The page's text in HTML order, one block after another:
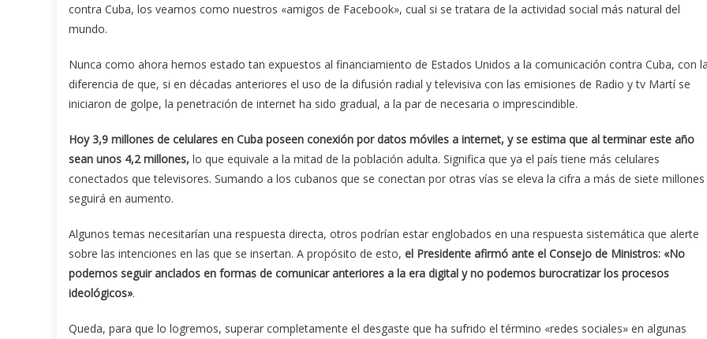
contra Cuba, los veamos como nuestros «amigos de Facebook», cual si se tratara de la actividad social más natural del
mundo.
Nunca como ahora hemos estado tan expuestos al financiamiento de Estados Unidos a la comunicación contra Cuba, con
diferencia de que, si en décadas anteriores el uso de la difusión radial y televisiva con las emisiones de Radio y tv Martí se
iniciaron de golpe, la penetración de internet ha sido gradual, a la par de necesaria o imprescindible.
Hoy 3,9 millones de celulares en Cuba poseen conexión por datos móviles a internet, y se estima que al terminar este año
sean unos 4,2 millones, lo que equivale a la mitad de la población adulta. Significa que ya el país tiene más celulares
conectados que televisores. Sumando a los cubanos que se conectan por otras vías se eleva la cifra a más de siete millones
seguirá en aumento.
Algunos temas necesitarían una respuesta directa, otros podrían estar englobados en una respuesta sistemática que alerte
sobre las intenciones en las que se insertan. A propósito de esto, el Presidente afirmó ante el Consejo de Ministros: «No
podemos seguir anclados en formas de comunicar anteriores a la era digital y no podemos burocratizar los procesos
ideológicos».
Queda, para que lo logremos, superar completamente el desgaste que ha sufrido el término «redes sociales» en algunas